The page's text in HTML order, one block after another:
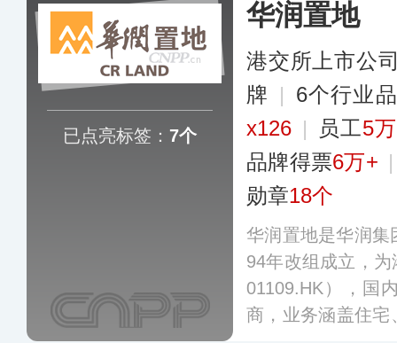
已点亮标签： 7个
华润置地
港交所上市公
牌 | 6个行业
x126 | 员工5
品牌得票6万+
勋章18个
华润置地是华润集
94年改组成立，
01109.HK），国
商，业务涵盖住